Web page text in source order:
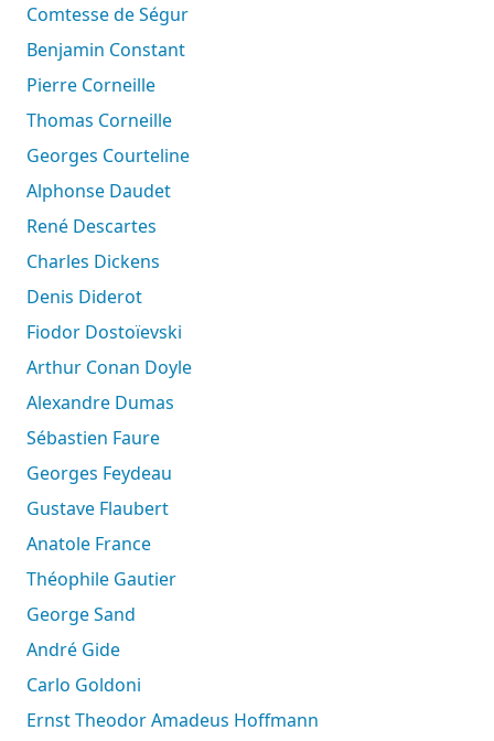
Comtesse de Ségur
Benjamin Constant
Pierre Corneille
Thomas Corneille
Georges Courteline
Alphonse Daudet
René Descartes
Charles Dickens
Denis Diderot
Fiodor Dostoïevski
Arthur Conan Doyle
Alexandre Dumas
Sébastien Faure
Georges Feydeau
Gustave Flaubert
Anatole France
Théophile Gautier
George Sand
André Gide
Carlo Goldoni
Ernst Theodor Amadeus Hoffmann